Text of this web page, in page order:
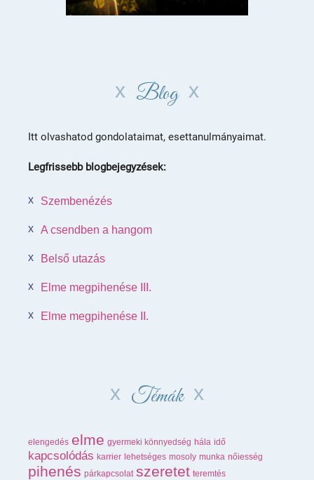
Blog
Itt olvashatod gondolataimat, esettanulmányaimat.
Legfrissebb blogbejegyzések:
Szembenézés
A csendben a hangom
Belső utazás
Elme megpihenése III.
Elme megpihenése II.
Témák
elengedés elme gyermeki könnyedség hála idő
kapcsolódás karrier lehetséges mosoly munka nőiesség
pihenés párkapcsolat szeretet teremtés